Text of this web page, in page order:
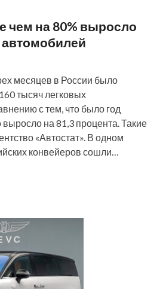
чем на 80% выросло
месяцев в России было
тысяч легковых
с тем, что было год
выросло на 81,3 процента. Такие
«Автостат». В одном
конвейеров сошли…